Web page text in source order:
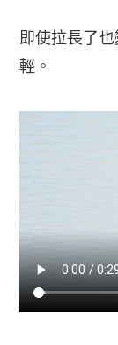
即使拉長了
輕。